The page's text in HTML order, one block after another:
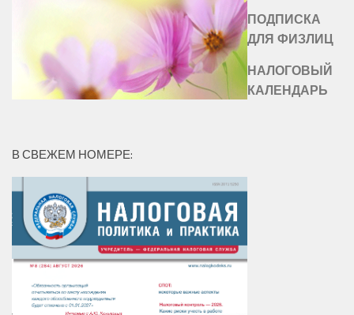
ПОДПИСКА
ДЛЯ ФИЗЛИЦ
НАЛОГОВЫЙ
КАЛЕНДАРЬ
В СВЕЖЕМ НОМЕРЕ: